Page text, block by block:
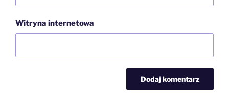
Witryna internetowa